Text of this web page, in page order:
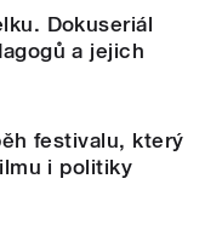
Dokuseriál
a jejich
festivalu, který
i politiky